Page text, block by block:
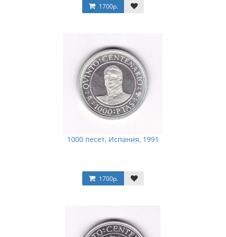
1700р.
1000 песет, Испания, 1991
1700р.